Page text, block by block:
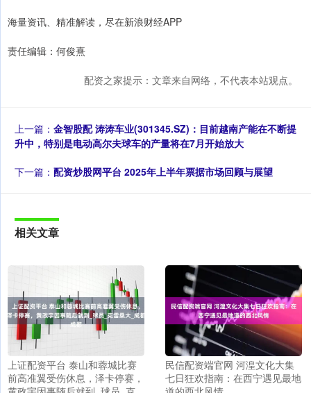
海量资讯、精准解读，尽在新浪财经APP
责任编辑：何俊熹
配资之家提示：文章来自网络，不代表本站观点。
上一篇： 金智股配 涛涛车业(301345.SZ)：目前越南产能在不断提
升中，特别是电动高尔夫球车的产量将在7月开始放大
下一篇： 配资炒股网平台 2025年上半年票据市场回顾与展望
相关文章
上证配资平台 泰山和蓉城比赛
前高准翼受伤休息，泽卡停赛，
民信配资端官网 河湟文化大集
七日狂欢指南：在西宁遇见最地